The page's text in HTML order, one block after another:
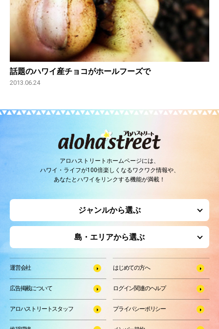
話題のハワイ産チョコがホールフーズで
2013.06.24
アロハストリートホームページには、
ハワイ・ライフが100倍楽しくなるワクワク情報や、
あなたとハワイをリンクする機能が満載！
ジャンルから選ぶ
島・エリアから選ぶ
運営会社 はじめての方へ
広告掲載について ログイン関連のヘルプ
アロハストリートスタッフ プライバシーポリシー